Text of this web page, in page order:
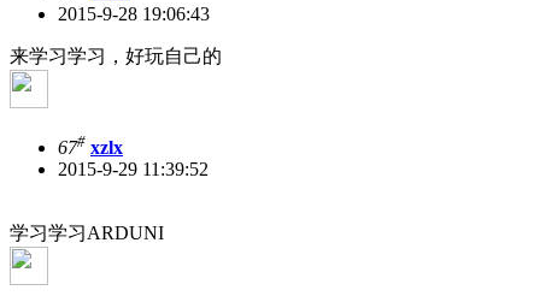
2015-9-28 19:06:43
来学习学习，好玩自己的
67# xzlx
2015-9-29 11:39:52
学习学习ARDUNI